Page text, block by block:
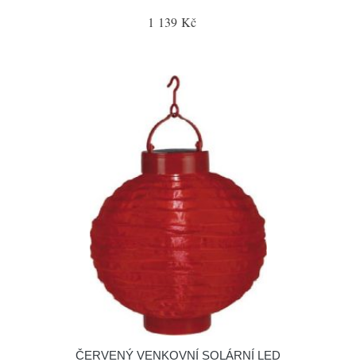
1 139 Kč
ČERVENÝ VENKOVNÍ SOLÁRNÍ LED